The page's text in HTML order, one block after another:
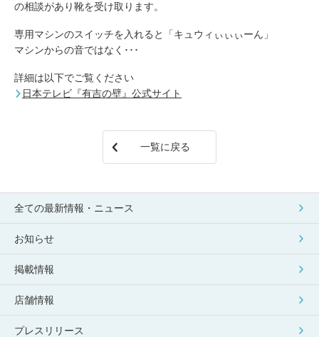
採用情報
の相談があり靴を受け取ります。
専用マシンのスイッチを入れると「キュウィぃぃぃーん」
マシンからの音ではなく･･･
詳細は以下でご覧ください
日本テレビ『有吉の壁』公式サイト
一覧に戻る
全ての最新情報・ニュース
お知らせ
掲載情報
店舗情報
プレスリリース